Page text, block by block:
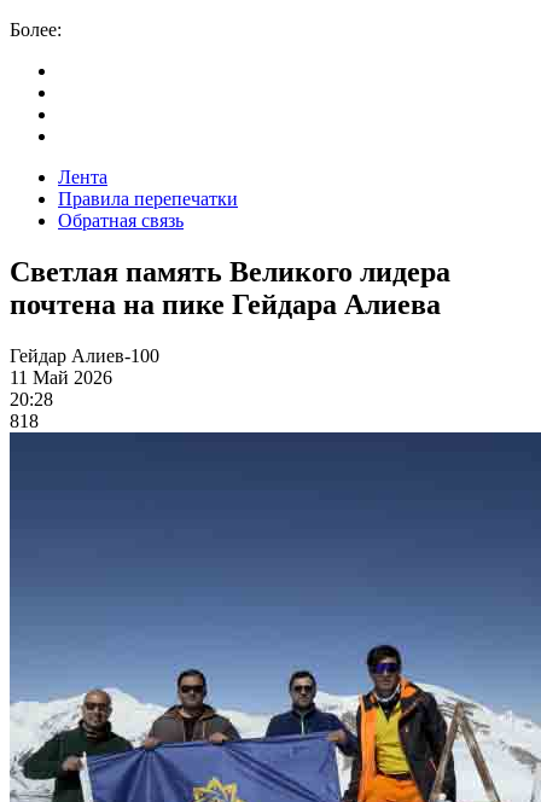
Более:
Лента
Правила перепечатки
Обратная связь
Светлая память Великого лидера
почтена на пике Гейдара Алиева
Гейдар Алиев-100
11 Май 2026
20:28
818